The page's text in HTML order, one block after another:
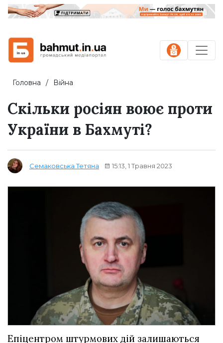
Головна Війна
Скільки росіян воює проти
України в Бахмуті?
Семаковська Тетяна 15:13, 1 Травня 2023
Епіцентром штурмових дій залишаються